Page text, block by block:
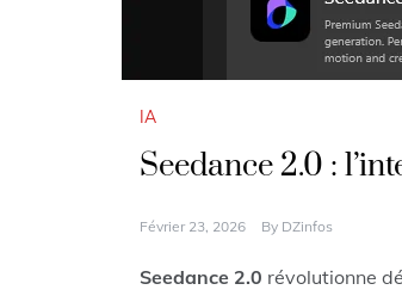
IA
Seedance 2.0 :
Février 23, 2026 By DZinfos
Seedance 2.0 révolutionne